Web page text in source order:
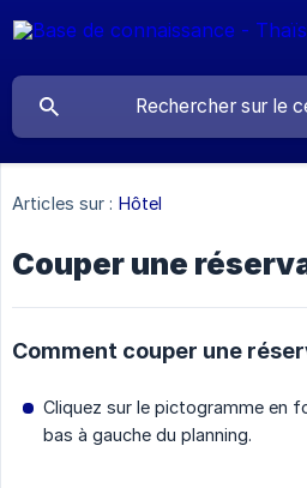
Articles sur : Hôtel
Couper une
Comment couper une
Cliquez sur le pictogramme en
bas à gauche du planning.